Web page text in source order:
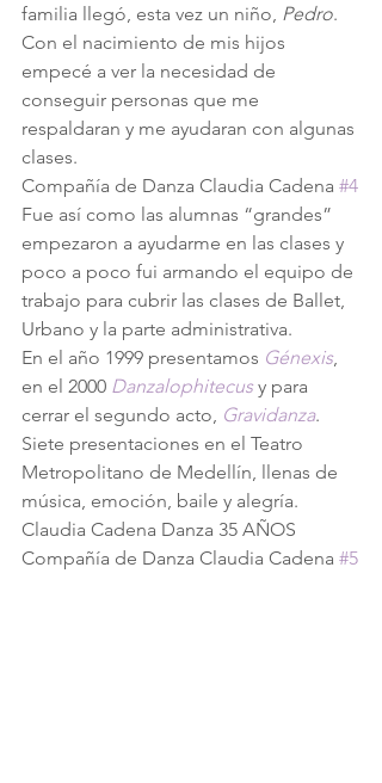
familia llegó, esta vez un niño, Pedro.
Con el nacimiento de mis hijos
empecé a ver la necesidad de
conseguir personas que me
respaldaran y me ayudaran con algunas
clases.
Compañía de Danza Claudia Cadena #4
Fue así como las alumnas “grandes”
empezaron a ayudarme en las clases y
poco a poco fui armando el equipo de
trabajo para cubrir las clases de Ballet,
Urbano y la parte administrativa.
En el año 1999 presentamos Génexis,
en el 2000 Danzalophitecus y para
cerrar el segundo acto, Gravidanza.
Siete presentaciones en el Teatro
Metropolitano de Medellín, llenas de
música, emoción, baile y alegría.
Claudia Cadena Danza 35 AÑOS
Compañía de Danza Claudia Cadena #5